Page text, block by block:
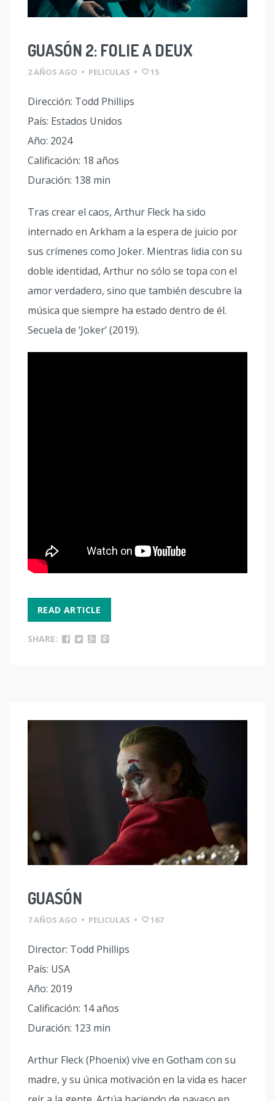
GUASÓN 2: FOLIE A DEUX
2 AÑOS AGO • PELICULAS • 15
Dirección: Todd Phillips
País: Estados Unidos
Año: 2024
Calificación: 18 años
Duración: 138 min
Tras crear el caos, Arthur Fleck ha sido
internado en Arkham a la espera de juicio por
sus crímenes como Joker. Mientras lidia con su
doble identidad, Arthur no sólo se topa con el
amor verdadero, sino que también descubre la
música que siempre ha estado dentro de él.
Secuela de ‘Joker’ (2019).
READ ARTICLE
SHARE:
GUASÓN
7 AÑOS AGO • PELICULAS • 167
Director: Todd Phillips
País: USA
Año: 2019
Calificación: 14 años
Duración: 123 min
Arthur Fleck (Phoenix) vive en Gotham con su
madre, y su única motivación en la vida es hacer